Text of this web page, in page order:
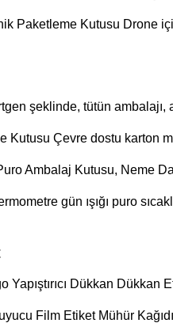
Paketleme Kutusu Drone
şeklinde, tütün
Çevre dostu karton
Ambalaj Kutusu, Neme
gün ışığı puro
Yapıştırıcı Dükkan
Film Etiket Mühür